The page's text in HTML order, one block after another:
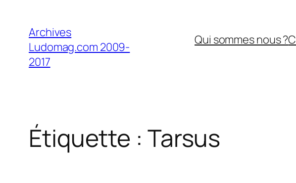
contenu
Archives
Ludomag.com 2009-
2017
Qui sommes nous ?
Étiquette : Tarsus